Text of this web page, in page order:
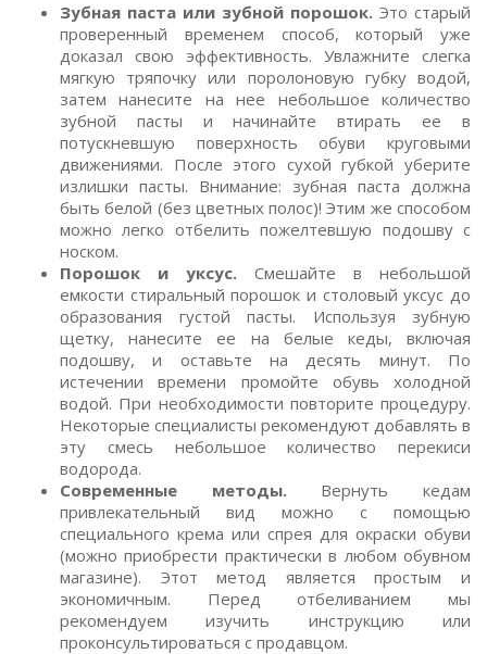
Зубная паста или зубной порошок. Это старый
проверенный временем способ, который уже
доказал свою эффективность. Увлажните слегка
мягкую тряпочку или поролоновую губку водой,
затем нанесите на нее небольшое количество
зубной пасты и начинайте втирать ее в
потускневшую поверхность обуви круговыми
движениями. После этого сухой губкой уберите
излишки пасты. Внимание: зубная паста должна
быть белой (без цветных полос)! Этим же способом
можно легко отбелить пожелтевшую подошву с
носком.
Порошок и уксус. Смешайте в небольшой
емкости стиральный порошок и столовый уксус до
образования густой пасты. Используя зубную
щетку, нанесите ее на белые кеды, включая
подошву, и оставьте на десять минут. По
истечении времени промойте обувь холодной
водой. При необходимости повторите процедуру.
Некоторые специалисты рекомендуют добавлять в
эту смесь небольшое количество перекиси
водорода.
Современные методы.Вернуть кедам
привлекательный вид можно с помощью
специального крема или спрея для окраски обуви
(можно приобрести практически в любом обувном
магазине). Этот метод является простым и
экономичным. Перед отбеливанием мы
рекомендуем изучить инструкцию или
проконсультироваться с продавцом.